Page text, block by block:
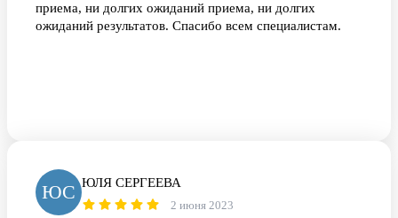
приема, ни долгих ожиданий приема, ни долгих
ожиданий результатов. Спасибо всем специалистам.
ЮС ЮЛЯ СЕРГЕЕВА
2 июня 2023